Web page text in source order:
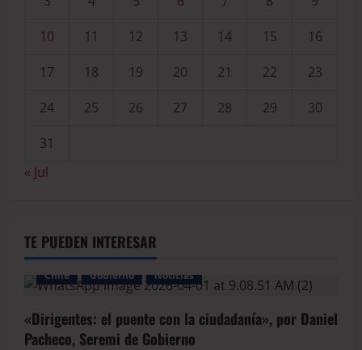
10
11 12 13 14 15
16
17
18 19 20 21 22
23
24
25 26 27 28 29
30
31
« Jul
TE PUEDEN INTERESAR
Chile Gobierno Noticias
«Dirigentes: el puente con la ciudadanía», por Daniel
Pacheco, Seremi de Gobierno